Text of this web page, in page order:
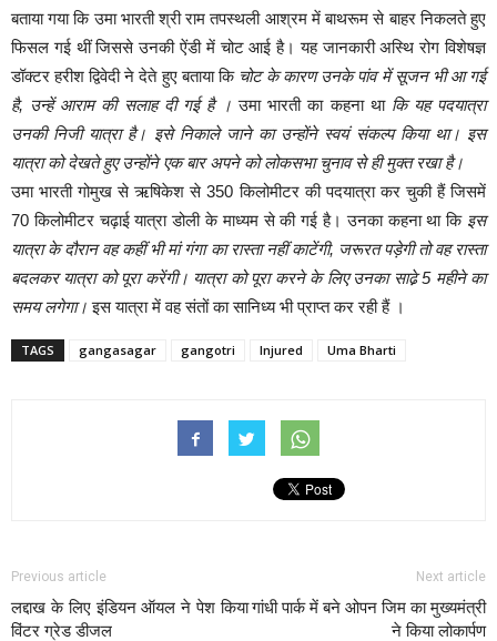
बताया गया कि उमा भारती श्री राम तपस्थली आश्रम में बाथरूम से बाहर निकलते हुए
फिसल गई थीं जिससे उनकी ऐंडी में चोट आई है। यह जानकारी अस्थि रोग विशेषज्ञ
डॉक्टर हरीश द्विवेदी ने देते हुए बताया किचोट के कारण उनके पांव में सूजन भी आ गई
है, उन्हें आराम की सलाह दी गई है । उमा भारती का कहना था कि यह पदयात्रा
उनकी निजी यात्रा है। इसे निकाले जाने का उन्होंने स्वयं संकल्प किया था। इस
यात्रा को देखते हुए उन्होंने एक बार अपने को लोकसभा चुनाव से ही मुक्त रखा है।
उमा भारती गोमुख से ऋषिकेश से 350 किलोमीटर की पदयात्रा कर चुकी हैं जिसमें
70 किलोमीटर चढ़ाई यात्रा डोली के माध्यम से की गई है। उनका कहना था कि इस
यात्रा के दौरान वह कहीं भी मां गंगा का रास्ता नहीं काटेंगी, जरूरत पड़ेगी तो वह रास्ता
बदलकर यात्रा को पूरा करेंगी। यात्रा को पूरा करने के लिए उनका साढे़ 5 महीने का
समय लगेगा। इस यात्रा में वह संतों का सानिध्य भी प्राप्त कर रही हैं ।
TAGS gangasagar gangotri Injured Uma Bharti
Previous article
लद्दाख के लिए इंडियन ऑयल ने पेश किया
विंटर ग्रेड डीजल
Next article
गांधी पार्क में बने ओपन जिम का मुख्यमंत्री
ने किया लोकार्पण